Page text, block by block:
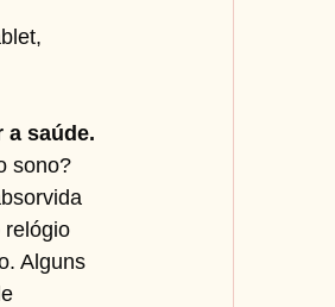
a saúde.
sono?
relógio
Alguns